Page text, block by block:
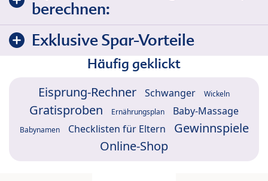
berechnen:
Exklusive Spar-Vorteile
Häufig geklickt
Eisprung-Rechner Schwanger Wickeln
Gratisproben Ernährungsplan Baby-Massage
Babynamen Checklisten für Eltern
Gewinnspiele
Online-Shop